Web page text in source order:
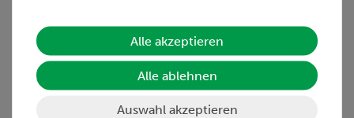
Doppelmuffe, für Kreuz-
oder T-Spannung
00
Alle akzeptieren
Alle ablehnen
Auswahl akzeptieren